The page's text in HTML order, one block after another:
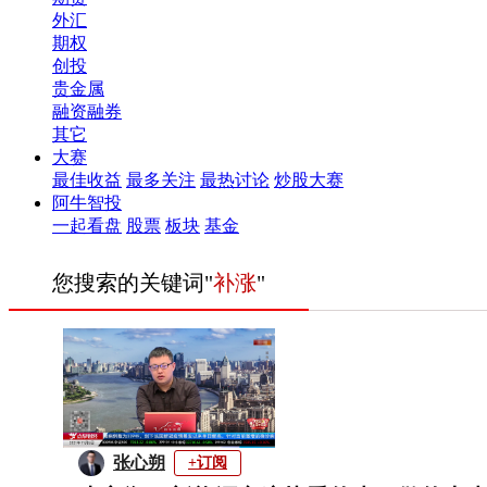
外汇
期权
创投
贵金属
融资融券
其它
大赛
最佳收益 最多关注 最热讨论 炒股大赛
阿牛智投
一起看盘 股票 板块 基金
您搜索的关键词"补涨"
张心朔 +订阅